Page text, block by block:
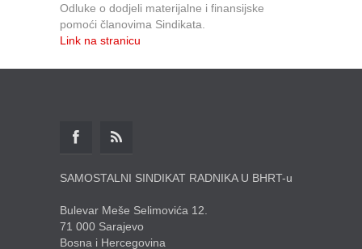
Odluke o dodjeli materijalne i finansijske
pomoći članovima Sindikata.
Link na stranicu
SAMOSTALNI SINDIKAT RADNIKA U BHRT-u
Bulevar Meše Selimovića 12.
71 000 Sarajevo
Bosna i Hercegovina